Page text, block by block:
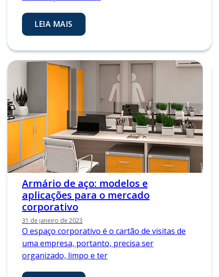
LEIA MAIS
Armário de aço: modelos e
aplicações para o mercado
corporativo
31 de janeiro de 2023
O espaço corporativo é o cartão de visitas de
uma empresa, portanto, precisa ser
organizado, limpo e ter